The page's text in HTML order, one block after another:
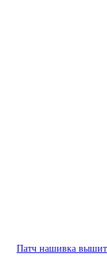
Патч нашивка